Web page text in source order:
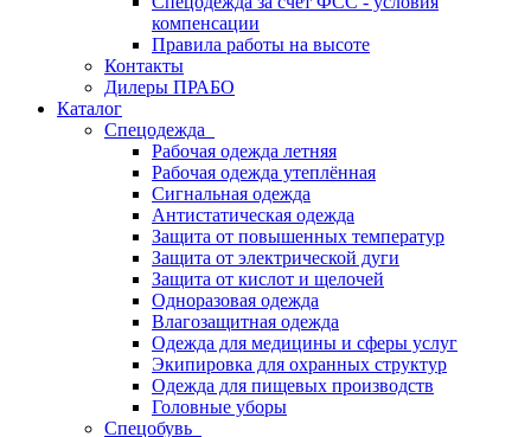
компенсации
Правила работы на высоте
Контакты
Дилеры ПРАБО
Каталог
Спецодежда
Рабочая одежда летняя
Рабочая одежда утеплённая
Сигнальная одежда
Антистатическая одежда
Защита от повышенных температур
Защита от электрической дуги
Защита от кислот и щелочей
Одноразовая одежда
Влагозащитная одежда
Одежда для медицины и сферы услуг
Экипировка для охранных структур
Одежда для пищевых производств
Головные уборы
Спецобувь